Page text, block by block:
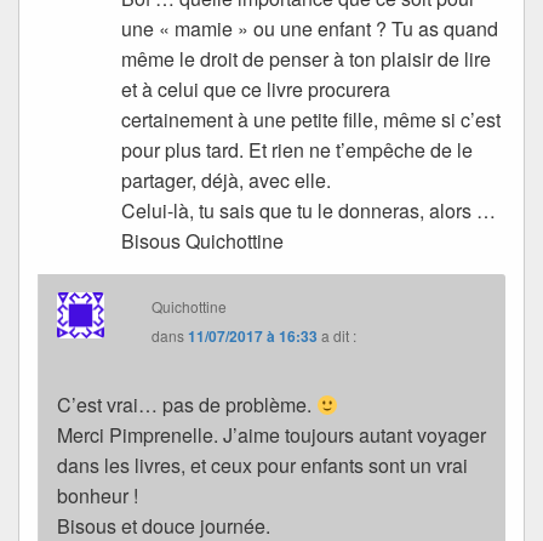
une « mamie » ou une enfant ? Tu as quand
même le droit de penser à ton plaisir de lire
et à celui que ce livre procurera
certainement à une petite fille, même si c’est
pour plus tard. Et rien ne t’empêche de le
partager, déjà, avec elle.
Celui-là, tu sais que tu le donneras, alors …
Bisous Quichottine
Quichottine
dans11/07/2017 à 16:33 a dit :
C’est vrai… pas de problème.
Merci Pimprenelle. J’aime toujours autant voyager
dans les livres, et ceux pour enfants sont un vrai
bonheur !
Bisous et douce journée.